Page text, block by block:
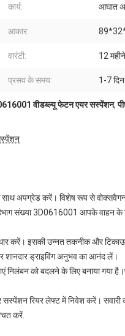
कार्य: आघात
आकार:
वारंटी: 12 महीने
प्रसव के समय: 1-7 दिन
वीडब्ल्यू फेटन एयर सस्पेंशन,
अपग्रेड करें। विशेष रूप से वोक्सवैगन
हैभाग संख्या 3D0616001 आपके वाहन
करें। इसकी उन्नत तकनीक और टिकाऊ
शानदार ड्राइविंग अनुभव का आनंद लें।
निलंबन को बदलने के लिए बनाया गया
रियर लेफ्ट में निवेश करें। सवारी
करें.